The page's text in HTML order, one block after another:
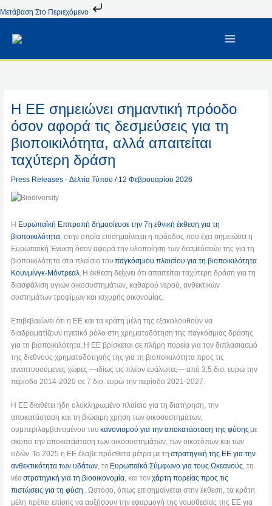
Μετάβαση Στο Περιεχόμενο
Στο
Η ΕΕ σημειώνει σημαντική πρόοδο
όσον αφορά τις δεσμεύσεις για τη
βιοποικιλότητα, αλλά απαιτείται
ταχύτερη δράση
Press Releases - Δελτία Τύπου / 12 Φεβρουαρίου 2026
Η Ευρωπαϊκή Επιτροπή δημοσίευσε την 7η εθνική έκθεση για τη
βιοποικιλότητα, στην οποία επισημαίνεται η πρόοδος που έχει σημειώσει η
Ευρωπαϊκή Ένωση όσον αφορά την υλοποίηση των δεσμεύσεών της για τη
βιοποικιλότητα στο πλαίσιο τουπαγκόσμιου πλαισίου για τη βιοποικιλότητα
Κουνμίνγκ-Μόντρεαλ. Η έκθεση δείχνει ότι απαιτείται ταχύτερη δράση για τη
διασφάλιση υγιών οικοσυστημάτων, καθαρού νερού, ανθεκτικών
συστημάτων τροφίμων και ισχυρής οικονομίας.
Επιβεβαιώνει ότι η ΕΕ και τα κράτη μέλη της εξακολουθούν να
διαδραματίζουν ηγετικό ρόλο στη χρηματοδότηση της παγκόσμιας δράσης
για τη βιοποικιλότητα. Η ΕΕ βρίσκεται σε πλήρη πορεία για τον διπλασιασμό
της διεθνούς χρηματοδότησής της για τη βιοποικιλότητα προς τις
αναπτυσσόμενες χώρες —ιδίως τις πλέον ευάλωτες— από 3,5 δισ. ευρώ την
περίοδο 2014-2020 σε 7 δισ. ευρώ την περίοδο 2021-2027.
Η ΕΕ διαθέτει ήδη ολοκληρωμένο πλαίσιο για τη διατήρηση, την
αποκατάσταση και τη βιώσιμη χρήση των οικοσυστημάτων,
συμπεριλαμβανομένου τουκανονισμού για την αποκατάσταση της φύσης με
σκοπό την αποκατάσταση των οικοσυστημάτων, των οικοτόπων και των
ειδών. Το 2025 η ΕΕ έλαβε πρόσθετα μέτρα με τηστρατηγική της ΕΕ για την
ανθεκτικότητα των υδάτων, το Ευρωπαϊκό Σύμφωνο για τους Ωκεανούς, τη
νέαστρατηγική για τη βιοοικονομία, και τονχάρτη πορείας προς τις
πιστώσεις για τη φύση .Ωστόσο, όπως επισημαίνεται στην έκθεση, τα κράτη
μέλη πρέπει επίσης να αυξήσουν την εφαρμογή της νομοθεσίας της ΕΕ για